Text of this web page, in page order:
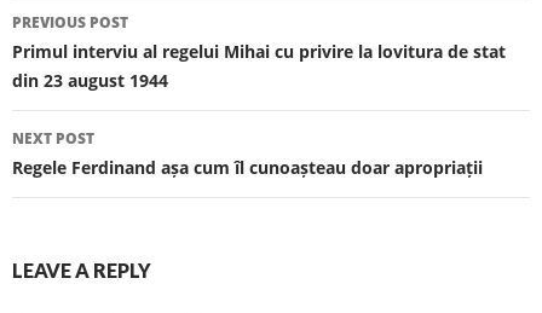
o
o
k
Post navigation
PREVIOUS POST
Primul interviu al regelui Mihai cu privire la lovitura de stat
din 23 august 1944
NEXT POST
Regele Ferdinand așa cum îl cunoașteau doar apropriații
LEAVE A REPLY